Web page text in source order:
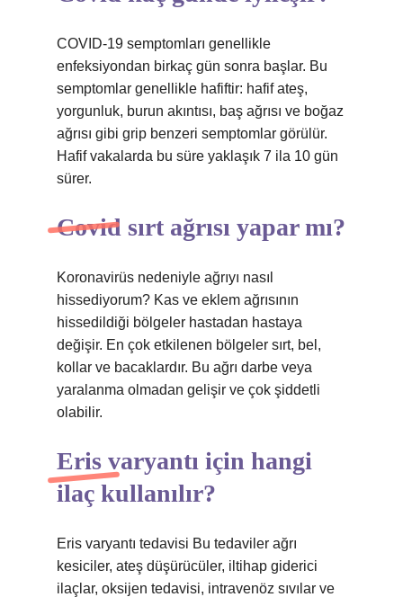
COVID-19 semptomları genellikle
enfeksiyondan birkaç gün sonra başlar. Bu
semptomlar genellikle hafiftir: hafif ateş,
yorgunluk, burun akıntısı, baş ağrısı ve boğaz
ağrısı gibi grip benzeri semptomlar görülür.
Hafif vakalarda bu süre yaklaşık 7 ila 10 gün
sürer.
Covid sırt ağrısı yapar mı?
Koronavirüs nedeniyle ağrıyı nasıl
hissediyorum? Kas ve eklem ağrısının
hissedildiği bölgeler hastadan hastaya
değişir. En çok etkilenen bölgeler sırt, bel,
kollar ve bacaklardır. Bu ağrı darbe veya
yaralanma olmadan gelişir ve çok şiddetli
olabilir.
Eris varyantı için hangi
ilaç kullanılır?
Eris varyantı tedavisi Bu tedaviler ağrı
kesiciler, ateş düşürücüler, iltihap giderici
ilaçlar, oksijen tedavisi, intravenöz sıvılar ve